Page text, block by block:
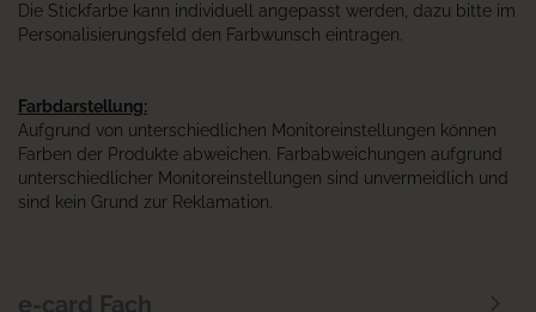
Die Stickfarbe kann individuell angepasst werden, dazu bitte im
Personalisierungsfeld den Farbwunsch eintragen.
Farbdarstellung:
Aufgrund von unterschiedlichen Monitoreinstellungen können
Farben der Produkte abweichen. Farbabweichungen aufgrund
unterschiedlicher Monitoreinstellungen sind unvermeidlich und
sind kein Grund zur Reklamation.
e-card Fach